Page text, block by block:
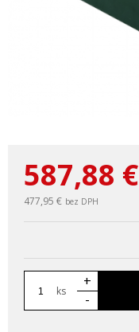
587,88 €
477,95 € bez DPH
ks
+
-